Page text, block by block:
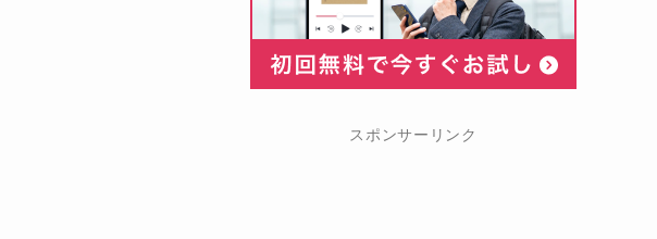
スポンサーリンク